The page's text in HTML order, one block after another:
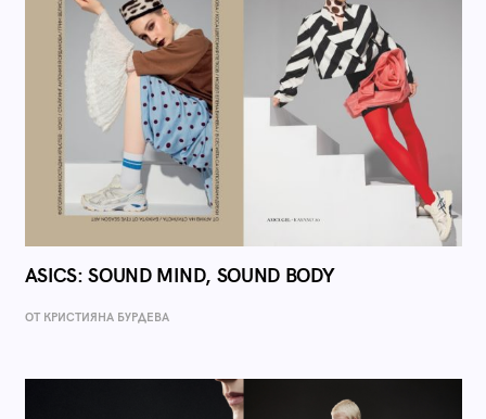
ASICS: SOUND MIND, SOUND BODY
ОТ КРИСТИЯНА БУРДЕВА